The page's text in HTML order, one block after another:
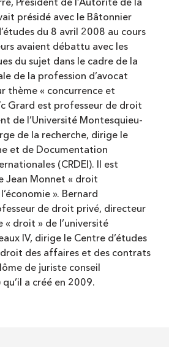
Président de l’Autorité de la
présidé avec le Bâtonnier
du 8 avril 2008 au cours
avaient débattu avec les
du sujet dans le cadre de la
de la profession d’avocat
thème « concurrence et
Grard est professeur de droit
de l’Université Montesquieu-
de la recherche, dirige le
et de Documentation
(CRDEI). Il est
Jean Monnet « droit
». Bernard
de droit privé, directeur
« droit » de l’université
IV, dirige le Centre d’études
des affaires et des contrats
de juriste conseil
qu’il a créé en 2009.